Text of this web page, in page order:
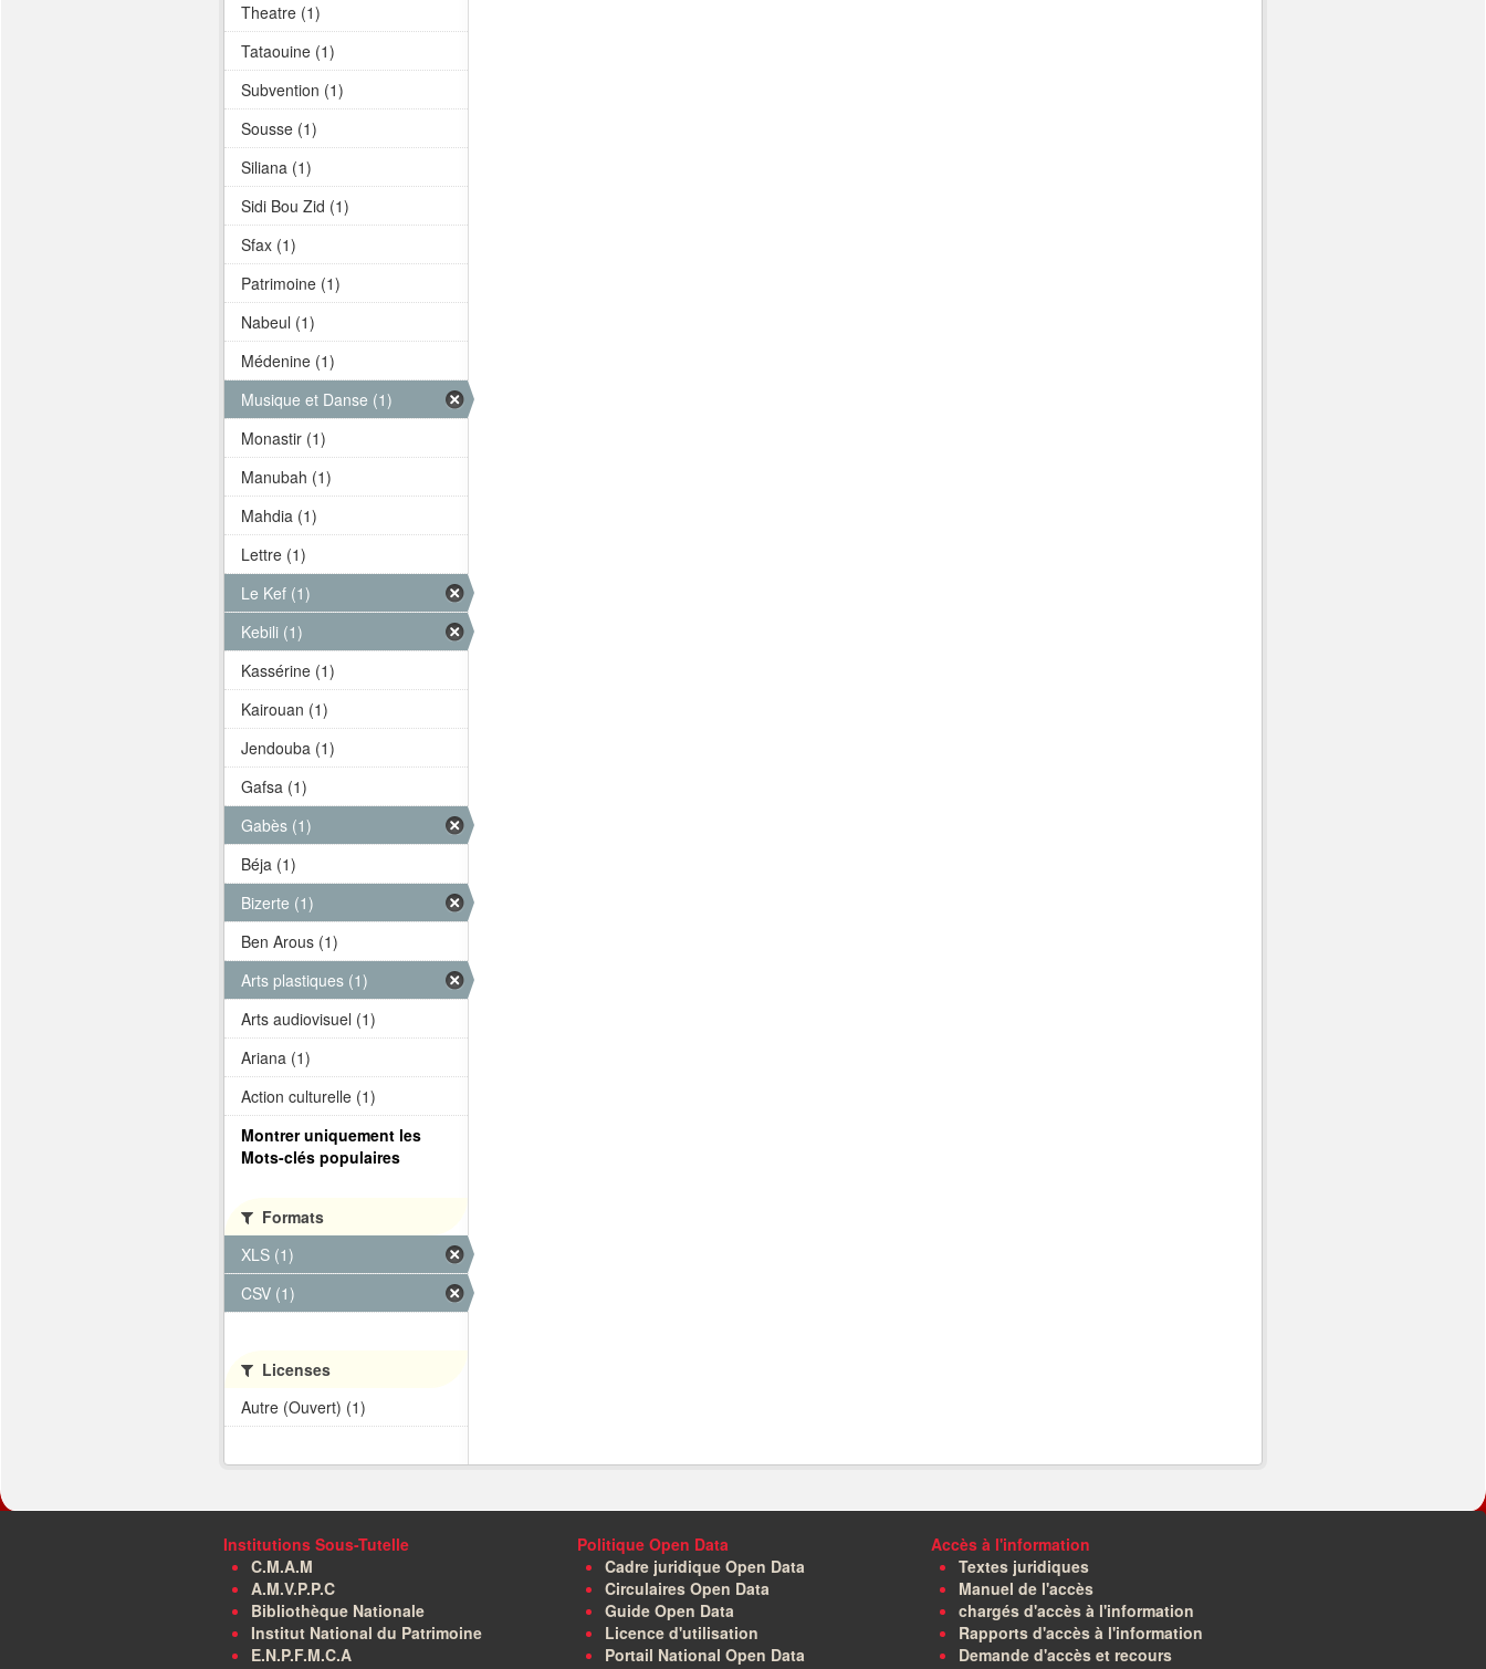
Theatre (1)
Tataouine (1)
Subvention (1)
Sousse (1)
Siliana (1)
Sidi Bou Zid (1)
Sfax (1)
Patrimoine (1)
Nabeul (1)
Médenine (1)
Musique et Danse (1)
Monastir (1)
Manubah (1)
Mahdia (1)
Lettre (1)
Le Kef (1)
Kebili (1)
Kassérine (1)
Kairouan (1)
Jendouba (1)
Gafsa (1)
Gabès (1)
Béja (1)
Bizerte (1)
Ben Arous (1)
Arts plastiques (1)
Arts audiovisuel (1)
Ariana (1)
Action culturelle (1)
Montrer uniquement les
Mots-clés populaires
Formats
XLS (1)
CSV (1)
Licenses
Autre (Ouvert) (1)
Institutions Sous-Tutelle
C.M.A.M
A.M.V.P.P.C
Bibliothèque Nationale
Institut National du Patrimoine
E.N.P.F.M.C.A
Politique Open Data
Cadre juridique Open Data
Circulaires Open Data
Guide Open Data
Licence d'utilisation
Portail National Open Data
Accès à l'information
Textes juridiques
Manuel de l'accès
chargés d'accès à l'information
Rapports d'accès à l'information
Demande d'accès et recours